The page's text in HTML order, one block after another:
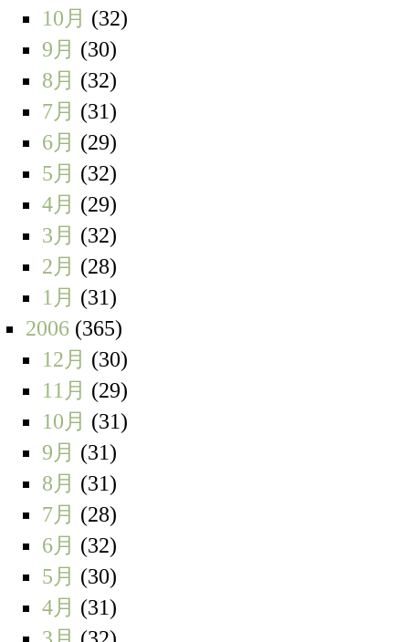
10月 (32)
9月 (30)
8月 (32)
7月 (31)
6月 (29)
5月 (32)
4月 (29)
3月 (32)
2月 (28)
1月 (31)
2006 (365)
12月 (30)
11月 (29)
10月 (31)
9月 (31)
8月 (31)
7月 (28)
6月 (32)
5月 (30)
4月 (31)